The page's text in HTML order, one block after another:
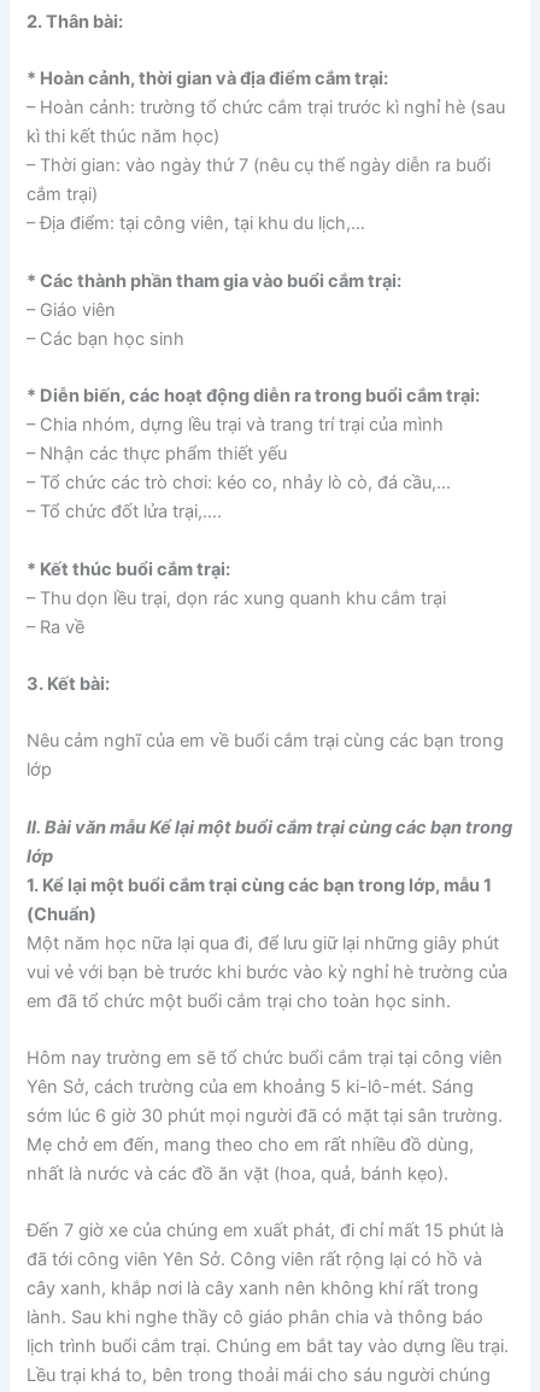
2. Thân bài:
* Hoàn cảnh, thời gian và địa điểm cắm trại:
– Hoàn cảnh: trường tổ chức cắm trại trước kì nghỉ hè (sau
kì thi kết thúc năm học)
– Thời gian: vào ngày thứ 7 (nêu cụ thể ngày diễn ra buổi
cắm trại)
– Địa điểm: tại công viên, tại khu du lịch,…
* Các thành phần tham gia vào buổi cắm trại:
– Giáo viên
– Các bạn học sinh
* Diễn biến, các hoạt động diễn ra trong buổi cắm trại:
– Chia nhóm, dựng lều trại và trang trí trại của mình
– Nhận các thực phẩm thiết yếu
– Tổ chức các trò chơi: kéo co, nhảy lò cò, đá cầu,…
– Tổ chức đốt lửa trại,….
* Kết thúc buổi cắm trại:
– Thu dọn lều trại, dọn rác xung quanh khu cắm trại
– Ra về
3. Kết bài:
Nêu cảm nghĩ của em về buổi cắm trại cùng các bạn trong
lớp
II. Bài văn mẫu Kể lại một buổi cắm trại cùng các bạn trong
lớp
1. Kể lại một buổi cắm trại cùng các bạn trong lớp, mẫu 1
(Chuẩn)
Một năm học nữa lại qua đi, để lưu giữ lại những giây phút
vui vẻ với bạn bè trước khi bước vào kỳ nghỉ hè trường của
em đã tổ chức một buổi cắm trại cho toàn học sinh.
Hôm nay trường em sẽ tổ chức buổi cắm trại tại công viên
Yên Sở, cách trường của em khoảng 5 ki-lô-mét. Sáng
sớm lúc 6 giờ 30 phút mọi người đã có mặt tại sân trường.
Mẹ chở em đến, mang theo cho em rất nhiều đồ dùng,
nhất là nước và các đồ ăn vặt (hoa, quả, bánh kẹo).
Đến 7 giờ xe của chúng em xuất phát, đi chỉ mất 15 phút là
đã tới công viên Yên Sở. Công viên rất rộng lại có hồ và
cây xanh, khắp nơi là cây xanh nên không khí rất trong
lành. Sau khi nghe thầy cô giáo phân chia và thông báo
lịch trình buổi cắm trại. Chúng em bắt tay vào dựng lều trại.
Lều trại khá to, bên trong thoải mái cho sáu người chúng